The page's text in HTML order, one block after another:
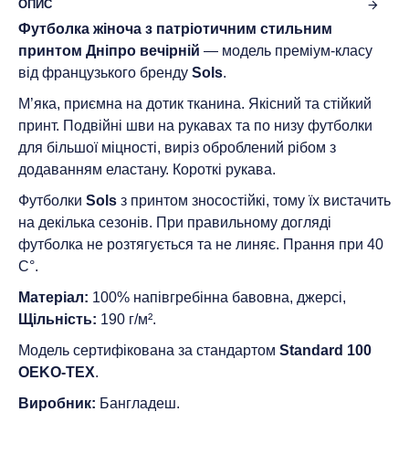
ОПИС
Футболка жіноча з патріотичним стильним
принтом Дніпро вечірній — модель преміум-класу
від французького бренду Sols.
М’яка, приємна на дотик тканина. Якісний та стійкий
принт. Подвійні шви на рукавах та по низу футболки
для більшої міцності, виріз оброблений рібом з
додаванням еластану. Короткі рукава.
Футболки Sols з принтом зносостійкі, тому їх вистачить
на декілька сезонів. При правильному догляді
футболка не розтягується та не линяє. Прання при 40
С°.
Матеріал: 100% напівгребінна бавовна, джерсі,
Щільність: 190 г/м².
Модель сертифікована за стандартом Standard 100
ОEKO-TEX.
Виробник: Бангладеш.